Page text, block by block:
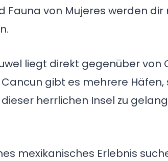
von Mujeres werden dir
liegt direkt gegenüber von
gibt es mehrere Häfen,
herrlichen Insel zu
mexikanisches Erlebnis